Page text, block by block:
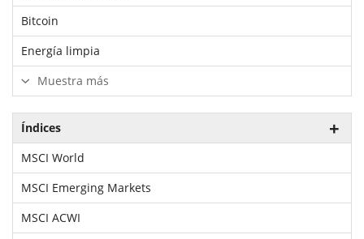
Bitcoin
Energía limpia
Muestra más
Índices
MSCI World
MSCI Emerging Markets
MSCI ACWI